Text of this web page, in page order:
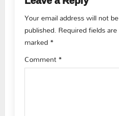
a
v
i
g
Your email address will not be
published. Required fields are
marked*
Comment*